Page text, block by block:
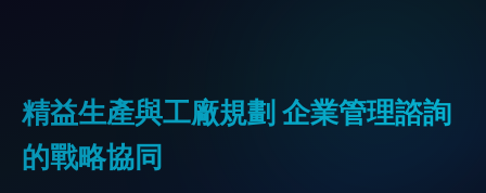
精益生產與工廠規劃 企業管理諮詢
的戰略協同